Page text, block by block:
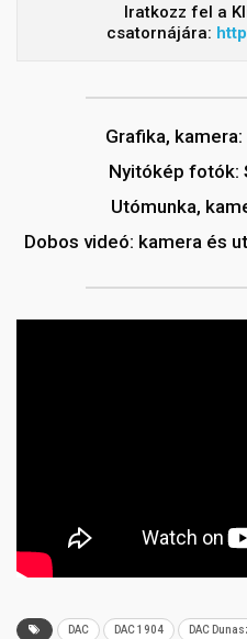
Iratkozz fel a
csatornájára:
Grafika, kamera:
Nyitókép fotók:
Utómunka,
Dobos videó: kamera és
DAC DAC 1904 DAC